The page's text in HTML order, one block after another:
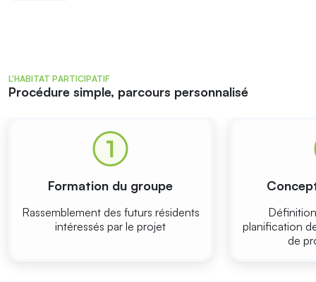
L'HABITAT PARTICIPATIF
Procédure simple, parcours personnalisé
Formation du groupe
Rassemblement des futurs résidents
intéressés par le projet
planification
de